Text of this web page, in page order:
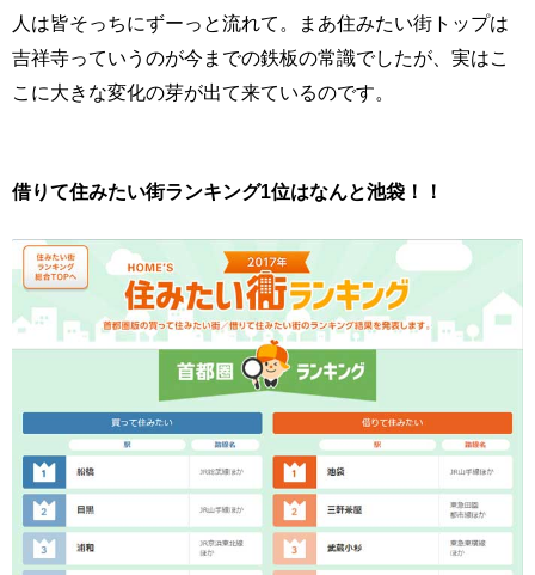
人は皆そっちにずーっと流れて。まあ住みたい街トップは
吉祥寺っていうのが今までの鉄板の常識でしたが、実はこ
こに大きな変化の芽が出て来ているのです。
借りて住みたい街ランキング1位はなんと池袋！！